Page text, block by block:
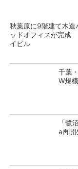
秋葉原に9階建て木造
ッドオフィスが完成
イビル
千葉
W規
「鷺
a再開